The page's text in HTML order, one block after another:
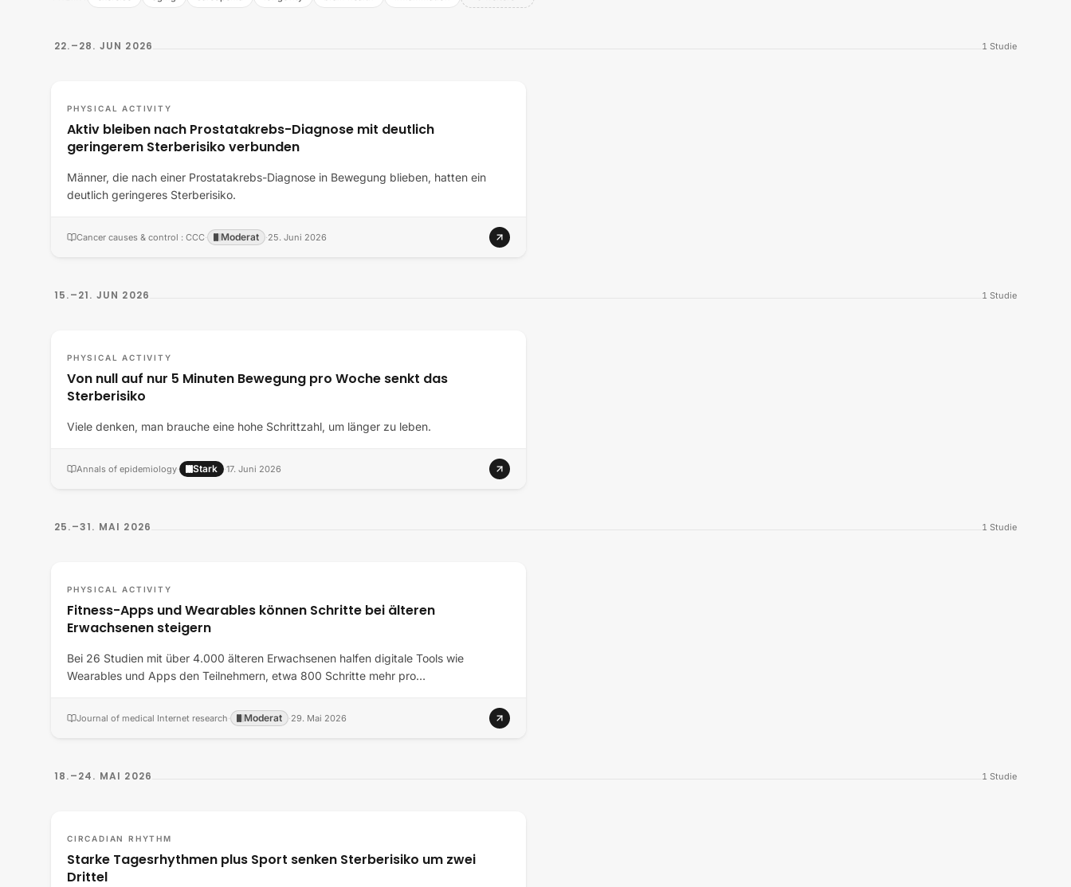
22.–28. JUN 2026 1 Studie
PHYSICAL ACTIVITY
Aktiv bleiben nach Prostatakrebs-Diagnose mit deutlich
geringerem Sterberisiko verbunden
Männer, die nach einer Prostatakrebs-Diagnose in Bewegung blieben, hatten ein
deutlich geringeres Sterberisiko.
Cancer causes & control : CCC· Moderat ·25. Juni 2026
15.–21. JUN 2026 1 Studie
PHYSICAL ACTIVITY
Von null auf nur 5 Minuten Bewegung pro Woche senkt das
Sterberisiko
Viele denken, man brauche eine hohe Schrittzahl, um länger zu leben.
Annals of epidemiology· Stark ·17. Juni 2026
25.–31. MAI 2026 1 Studie
PHYSICAL ACTIVITY
Fitness-Apps und Wearables können Schritte bei älteren
Erwachsenen steigern
Bei 26 Studien mit über 4.000 älteren Erwachsenen halfen digitale Tools wie
Wearables und Apps den Teilnehmern, etwa 800 Schritte mehr pro…
Journal of medical Internet research· Moderat ·29. Mai 2026
18.–24. MAI 2026 1 Studie
CIRCADIAN RHYTHM
Starke Tagesrhythmen plus Sport senken Sterberisiko um zwei
Drittel